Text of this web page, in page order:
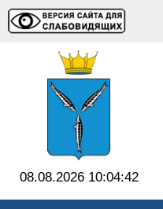
08.08.2026 10:04:43